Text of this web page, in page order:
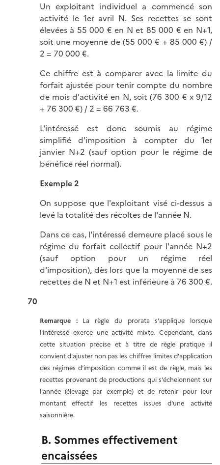
Un exploitant individuel a commencé son
activité le 1er avril N. Ses recettes se sont
élevées à 55 000 € en N et 85 000 € en N+1,
soit une moyenne de (55 000 € + 85 000 €) /
2 = 70 000 €.
Ce chiffre est à comparer avec la limite du
forfait ajustée pour tenir compte du nombre
de mois d'activité en N, soit (76 300 € x 9/12
+ 76 300 €) / 2 = 66 763 €.
L'intéressé est donc soumis au régime
simplifié d'imposition à compter du 1er
janvier N+2 (sauf option pour le régime de
bénéfice réel normal).
Exemple 2
On suppose que l'exploitant visé ci-dessus a
levé la totalité des récoltes de l'année N.
Dans ce cas, l'intéressé demeure placé sous le
régime du forfait collectif pour l'année N+2
(sauf option pour un régime réel
d'imposition), dès lors que la moyenne de ses
recettes de N et N+1 est inférieure à 76 300 €.
70
Remarque : La règle du prorata s'applique lorsque
l'intéressé exerce une activité mixte. Cependant, dans
cette situation précise et à titre de règle pratique il
convient d'ajuster non pas les chiffres limites d'application
des régimes d'imposition comme il est de règle, mais les
recettes provenant de productions qui s'échelonnent sur
l'année (élevage par exemple) et de retenir pour leur
montant effectif les recettes issues d'une activité
saisonnière.
B. Sommes effectivement
encaissées